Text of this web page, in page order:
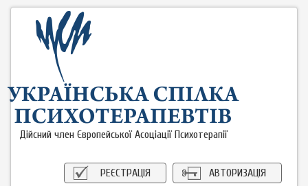
Дійсний член Європейської Асоціації Психотерапії
АВТОРИЗАЦІЯ
РЕЄСТРАЦІЯ